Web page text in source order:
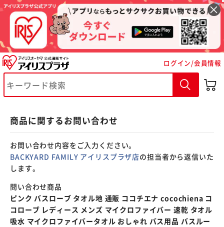
ログイン/会員情報
商品に関するお問い合わせ
お問い合わせ内容をご入力ください。
BACKYARD FAMILY アイリスプラザ店の担当者から返信いた
します。
問い合わせ商品
ピンク バスローブ タオル地 通販 ココチエナ cocochiena コ
コローブ レディース メンズ マイクロファイバー 速乾 タオル
吸水 マイクロファイバータオル おしゃれ バス用品 バスルー
※ご確認ください
カートに入れる